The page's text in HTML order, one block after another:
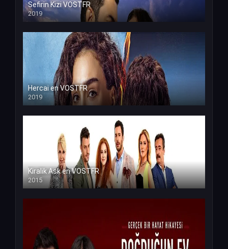
Sefirin Kizi VOSTFR
2019
Hercai en VOSTFR
2019
Kiralik Ask en VOSTFR
2015